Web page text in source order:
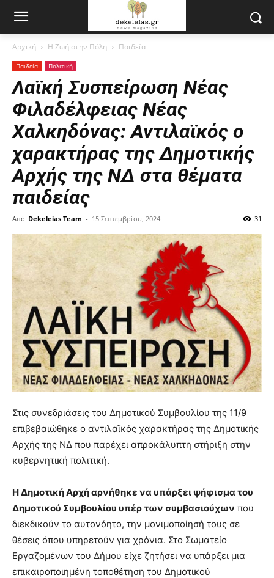
Αρχική Η Ζωή στην Πόλη Παιδεία
Παιδεία Πολιτική
Λαϊκή Συσπείρωση Νέας
Φιλαδέλφειας Νέας
Χαλκηδόνας: Αντιλαϊκός ο
χαρακτήρας της Δημοτικής
Αρχής της ΝΔ στα θέματα
παιδείας
Από Dekeleias Team - 15 Σεπτεμβρίου, 2024 31
Στις συνεδριάσεις του Δημοτικού Συμβουλίου της 11/9
επιβεβαιώθηκε ο αντιλαϊκός χαρακτήρας της Δημοτικής
Αρχής της ΝΔ που παρέχει απροκάλυπτη στήριξη στην
κυβερνητική πολιτική.
Η Δημοτική Αρχή αρνήθηκε να υπάρξει ψήφισμα του
Δημοτικού Συμβουλίου υπέρ των συμβασιούχων που
διεκδικούν το αυτονόητο, την μονιμοποίησή τους σε
θέσεις όπου υπηρετούν για χρόνια. Στο Σωματείο
Εργαζομένων του Δήμου είχε ζητήσει να υπάρξει μια
επικαιροποιημένη τοποθέτηση του Δημοτικού